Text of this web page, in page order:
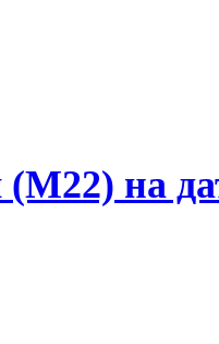
на